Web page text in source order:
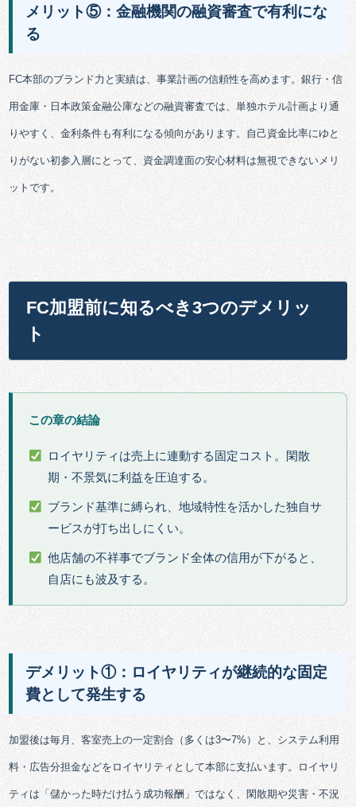
メリット⑤：金融機関の融資審査で有利にな
る
FC本部のブランド力と実績は、事業計画の信頼性を高めます。銀行・信
用金庫・日本政策金融公庫などの融資審査では、単独ホテル計画より通
りやすく、金利条件も有利になる傾向があります。自己資金比率にゆと
りがない初参入層にとって、資金調達面の安心材料は無視できないメリ
ットです。
FC加盟前に知るべき3つのデメリッ
ト
この章の結論
ロイヤリティは売上に連動する固定コスト。閑散
期・不景気に利益を圧迫する。
ブランド基準に縛られ、地域特性を活かした独自サ
ービスが打ち出しにくい。
他店舗の不祥事でブランド全体の信用が下がると、
自店にも波及する。
デメリット①：ロイヤリティが継続的な固定
費として発生する
加盟後は毎月、客室売上の一定割合（多くは3〜7%）と、システム利用
料・広告分担金などをロイヤリティとして本部に支払います。ロイヤリ
ティは「儲かった時だけ払う成功報酬」ではなく、閑散期や災害・不況